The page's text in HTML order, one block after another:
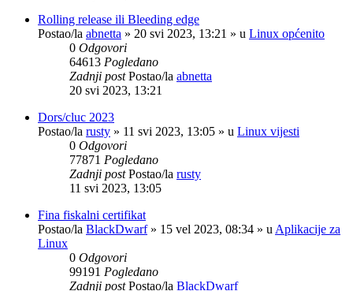
Rolling release ili Bleeding edge
Postao/la abnetta » 20 svi 2023, 13:21 » u Linux općenito
0 Odgovori
64613 Pogledano
Zadnji postPostao/la abnetta
20 svi 2023, 13:21
Dors/cluc 2023
Postao/la rusty » 11 svi 2023, 13:05 » u Linux vijesti
0 Odgovori
77871 Pogledano
Zadnji postPostao/la rusty
11 svi 2023, 13:05
Fina fiskalni certifikat
Postao/la BlackDwarf» 15 vel 2023, 08:34 » u Aplikacije za
Linux
0 Odgovori
99191 Pogledano
Zadnji postPostao/la BlackDwarf